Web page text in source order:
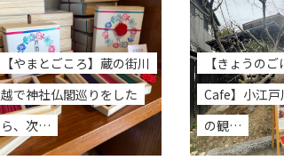
【やまとごころ】蔵の街川
越で神社仏閣巡りをした
ら、次…
【きょうの
Cafe】小江戸
の観…